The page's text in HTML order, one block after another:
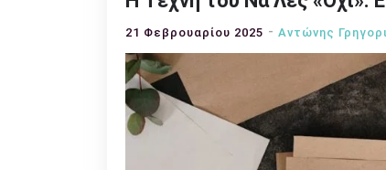
21 Φεβρουαρίου 2025 Αντώνης